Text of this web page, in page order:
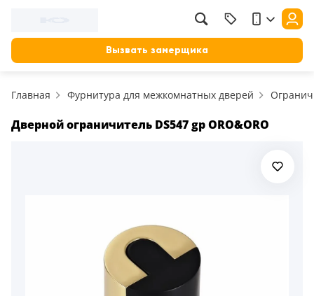
Вызвать замерщика
Главная Фурнитура для межкомнатных дверей
Дверной ограничитель DS547 gp ORO&ORO